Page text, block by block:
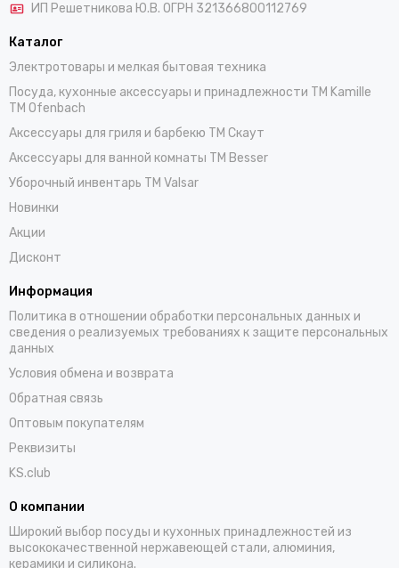
ИП Решетникова Ю.В. ОГРН 321366800112769
Каталог
Электротовары и мелкая бытовая техника
Посуда, кухонные аксессуары и принадлежности TM Kamille
TM Ofenbach
Аксессуары для гриля и барбекю TM Скаут
Аксессуары для ванной комнаты TM Besser
Уборочный инвентарь TM Valsar
Новинки
Акции
Дисконт
Информация
Политика в отношении обработки персональных данных и
сведения о реализуемых требованиях к защите персональных
данных
Условия обмена и возврата
Обратная связь
Оптовым покупателям
Реквизиты
KS.club
О компании
Широкий выбор посуды и кухонных принадлежностей из
высококачественной нержавеющей стали, алюминия,
керамики и силикона.